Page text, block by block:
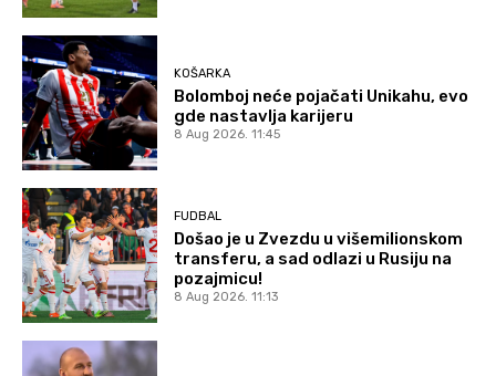
KOŠARKA
Bolomboj neće pojačati Unikahu, evo
gde nastavlja karijeru
8 Aug 2026. 11:45
FUDBAL
Došao je u Zvezdu u višemilionskom
transferu, a sad odlazi u Rusiju na
pozajmicu!
8 Aug 2026. 11:13